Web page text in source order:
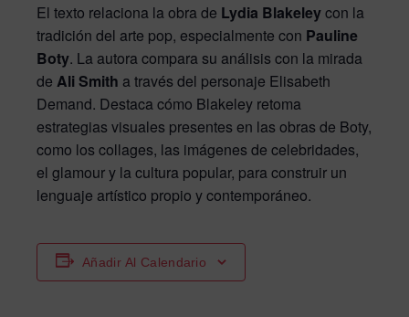
El texto relaciona la obra de Lydia Blakeleycon la
tradición del arte pop, especialmente con Pauline
Boty. La autora compara su análisis con la mirada
de Ali Smith a través del personaje Elisabeth
Demand. Destaca cómo Blakeley retoma
estrategias visuales presentes en las obras de Boty,
como los collages, las imágenes de celebridades,
el glamour y la cultura popular, para construir un
lenguaje artístico propio y contemporáneo.
Añadir Al Calendario